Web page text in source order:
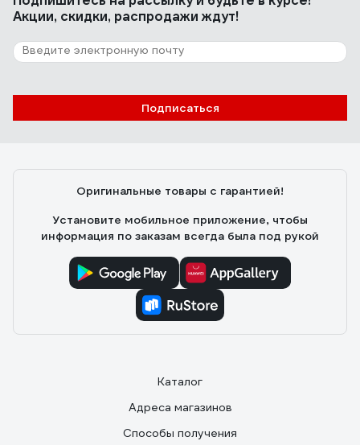
Акции, скидки, распродажи ждут!
Подписаться
Оригинальные товары с гарантией!
Установите мобильное приложение, чтобы
информация по заказам всегда была под рукой
Каталог
Адреса магазинов
Способы получения